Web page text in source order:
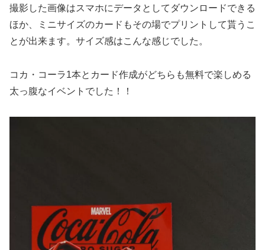
撮影した画像はスマホにデータとしてダウンロードできる
ほか、ミニサイズのカードもその場でプリントして貰うこ
とが出来ます。サイズ感はこんな感じでした。
コカ・コーラ1本とカード作成がどちらも無料で楽しめる
太っ腹なイベントでした！！